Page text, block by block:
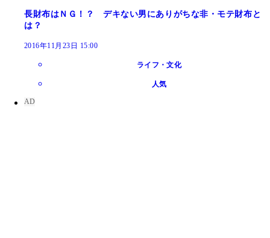
長財布はＮＧ！？ デキない男にありがちな非・モテ財布と
は？
2016年11月23日 15:00
ライフ・文化
人気